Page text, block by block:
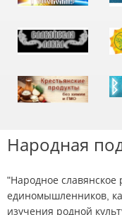
Народная
"Народное славянское
единомышленников,
изучения родной